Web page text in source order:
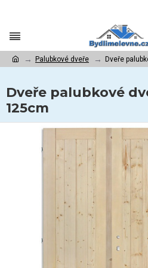
Palubkové dveře Dveře
Dveře palubkové
125cm